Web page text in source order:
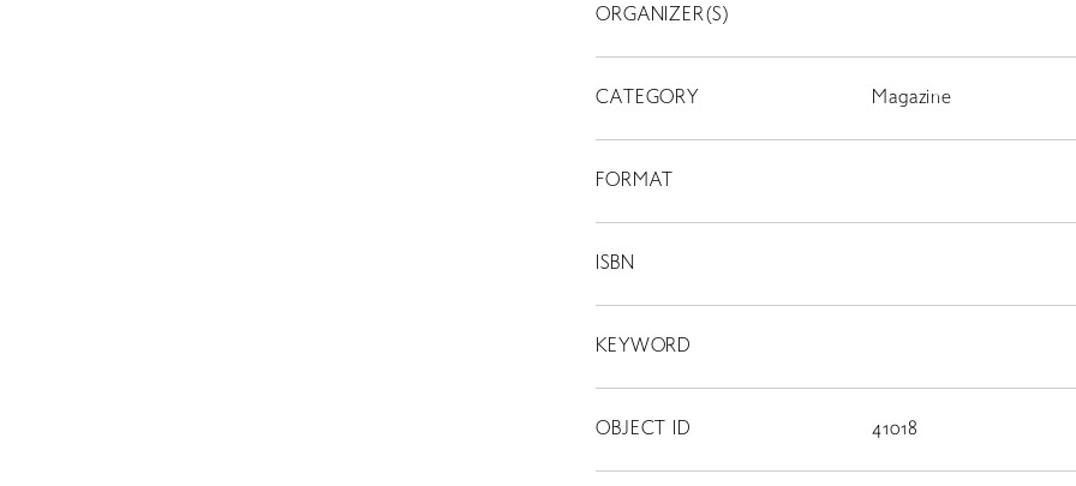
THINK ISLANDS RETRACE
動画
ORGANIZER(S)
CATEGORY Magazine
FORMAT
ISBN
KEYWORD
OBJECT ID 41018